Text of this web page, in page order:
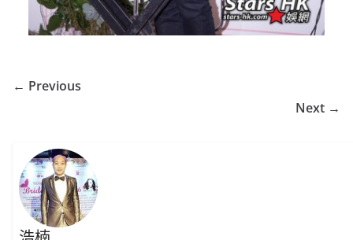
← Previous
Next →